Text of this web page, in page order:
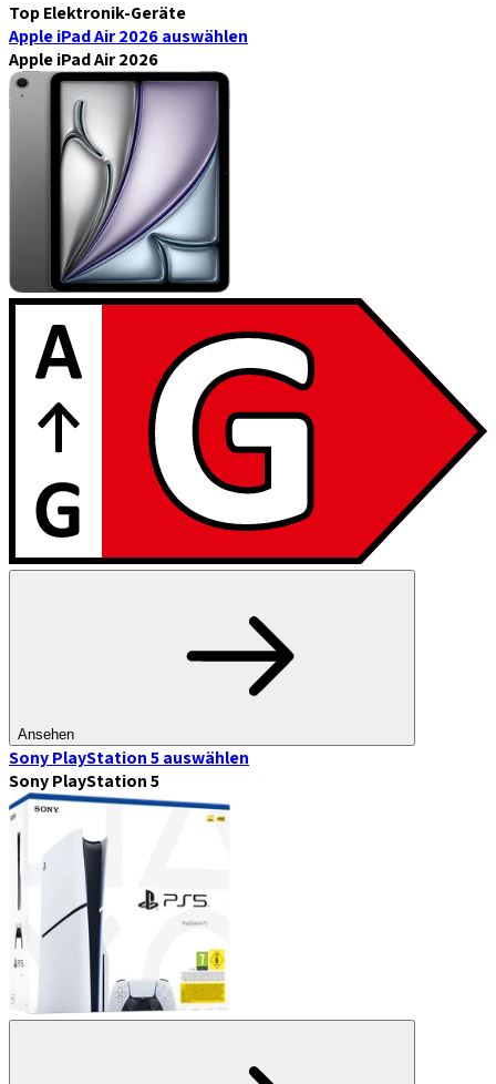
Top Elektronik-Geräte
Apple iPad Air 2026auswählen
Apple iPad Air 2026
Ansehen
Sony PlayStation 5auswählen
Sony PlayStation 5